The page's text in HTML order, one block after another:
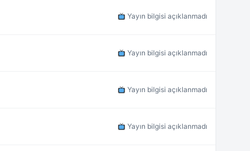
Yayın bilgisi açıklanmadı
Yayın bilgisi açıklanmadı
Yayın bilgisi açıklanmadı
Yayın bilgisi açıklanmadı